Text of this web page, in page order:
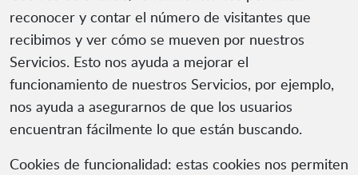
reconocer y contar el número de visitantes que
recibimos y ver cómo se mueven por nuestros
Servicios. Esto nos ayuda a mejorar el
funcionamiento de nuestros Servicios, por ejemplo,
nos ayuda a asegurarnos de que los usuarios
encuentran fácilmente lo que están buscando.
Cookies de funcionalidad: estas cookies nos permiten